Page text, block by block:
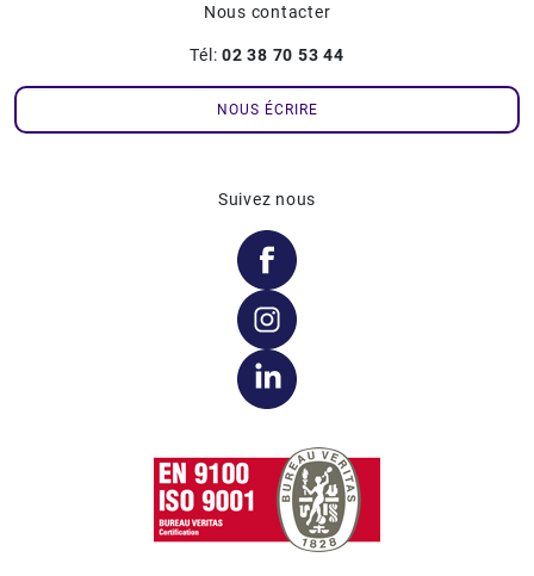
Nous contacter
Tél:02 38 70 53 44
NOUS ÉCRIRE
Suivez nous